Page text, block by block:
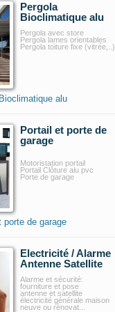
Pergola
Bioclimatique alu
Pergola avec store
Pergola lames orientables
Pergola toiture fixe (vitrée,..)
alu
Portail et porte de
garage
Motoristation portail
Portail Clôture alu pvc
Porte de garage
porte de garage
Electricité / Alarme
Antenne Satellite
Alarme et sécurité:
fourniture et pose
antenne et satellite
électricité générale maison
neuve ou rénovat...